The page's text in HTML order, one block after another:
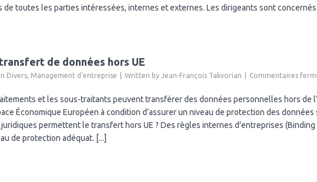
de toutes les parties intéressées, internes et externes. Les dirigeants sont concernés
de données hors UE
Divers, Management d'entreprise Written by Jean-François Takvorian Commentaires
et les sous-traitants peuvent transférer des données personnelles hors de
Économique Européen à condition d’assurer un niveau de protection des
permettent le transfert hors UE ? Des règles internes d’entreprises (Binding
de protection adéquat. [...]